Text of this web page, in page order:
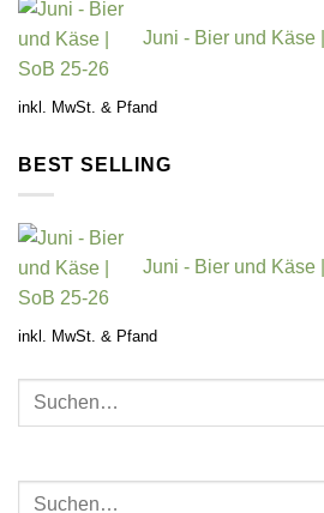
Juni - Bier und Käse
inkl. MwSt. & Pfand
BEST SELLING
Juni - Bier und Käse
inkl. MwSt. & Pfand